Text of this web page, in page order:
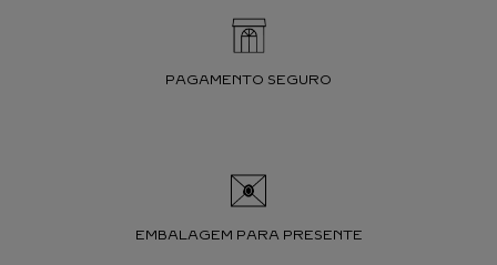
PAGAMENTO SEGURO
EMBALAGEM PARA PRESENTE